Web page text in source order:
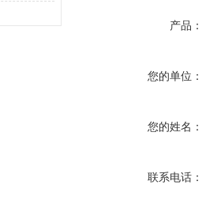
产品：
您的单位：
您的姓名：
联系电话：